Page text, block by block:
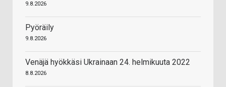
9.8.2026
Pyöräily
9.8.2026
Venäjä hyökkäsi Ukrainaan 24. helmikuuta 2022
8.8.2026